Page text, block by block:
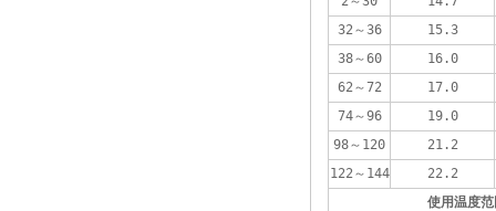
32～36
15.3
38～60
16.0
62～72
17.0
74～96
19.0
98～120
21.2
122～144
22.2
使用温度